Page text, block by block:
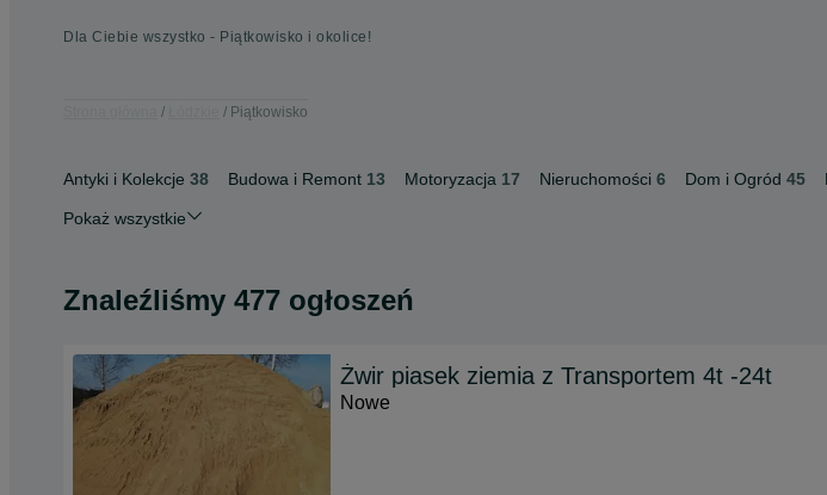
Dla Ciebie wszystko - Piątkowisko i okolice!
Piątkowisko
Antyki i Kolekcje 38 Budowa i Remont 13 Motoryzacja 17 Nieruchomości 6 Dom i Ogród 45
Pokaż wszystkie
Znaleźliśmy 477 ogłoszeń
Żwir piasek ziemia z Transportem 4t -24t
Nowe